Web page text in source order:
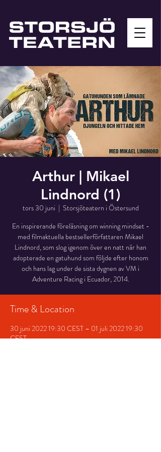
Arthur | Mikael
Lindnord (1)
tors 30 juni
  |
Storsjöteatern i Östersund
En inspirerande föreläsning om winning mindset -
med filmaktuella bestsellerförfattaren Mikael
Lindnord, som slog igenom över en natt när han
adopterade en gatuhund som följde efter honom
och hans lag under de sista dygnen av VM i
Adventure Racing i Ecuador, 2014.
Time & Location
30 juni 2022 19:30 CEST – 01 juli 2022 19:30
CEST